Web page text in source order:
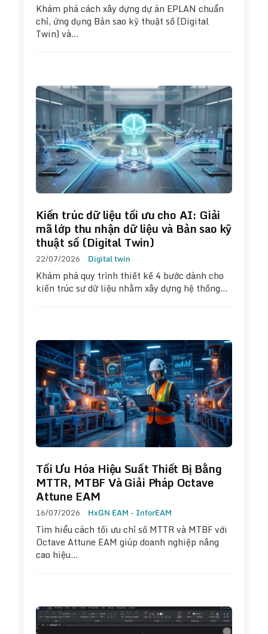
Khám phá cách xây dựng dự án EPLAN chuẩn
chỉ, ứng dụng Bản sao kỹ thuật số (Digital
Twin) và…
Kiến trúc dữ liệu tối ưu cho AI: Giải
mã lớp thu nhận dữ liệu và Bản sao kỹ
thuật số (Digital Twin)
22/07/2026 Digital twin
Khám phá quy trình thiết kế 4 bước dành cho
kiến trúc sư dữ liệu nhằm xây dựng hệ thống…
Tối Ưu Hóa Hiệu Suất Thiết Bị Bằng
MTTR, MTBF Và Giải Pháp Octave
Attune EAM
16/07/2026 HxGN EAM - InforEAM
Tìm hiểu cách tối ưu chỉ số MTTR và MTBF với
Octave Attune EAM giúp doanh nghiệp nâng
cao hiệu…